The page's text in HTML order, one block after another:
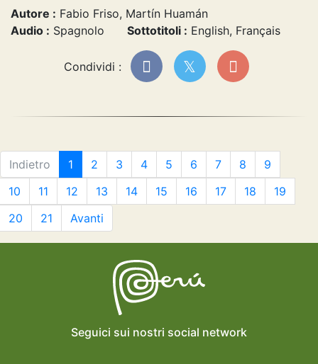
Autore : Fabio Friso, Martín Huamán
Audio : Spagnolo Sottotitoli : English, Français
Condividi :
Indietro 1 2 3 4 5 6 7 8
9
10
11 12 13 14 15 16 17 18
19
20
21 Avanti
Seguici sui nostri social network